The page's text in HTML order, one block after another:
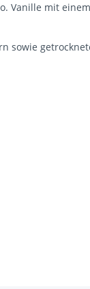
mit
sowie